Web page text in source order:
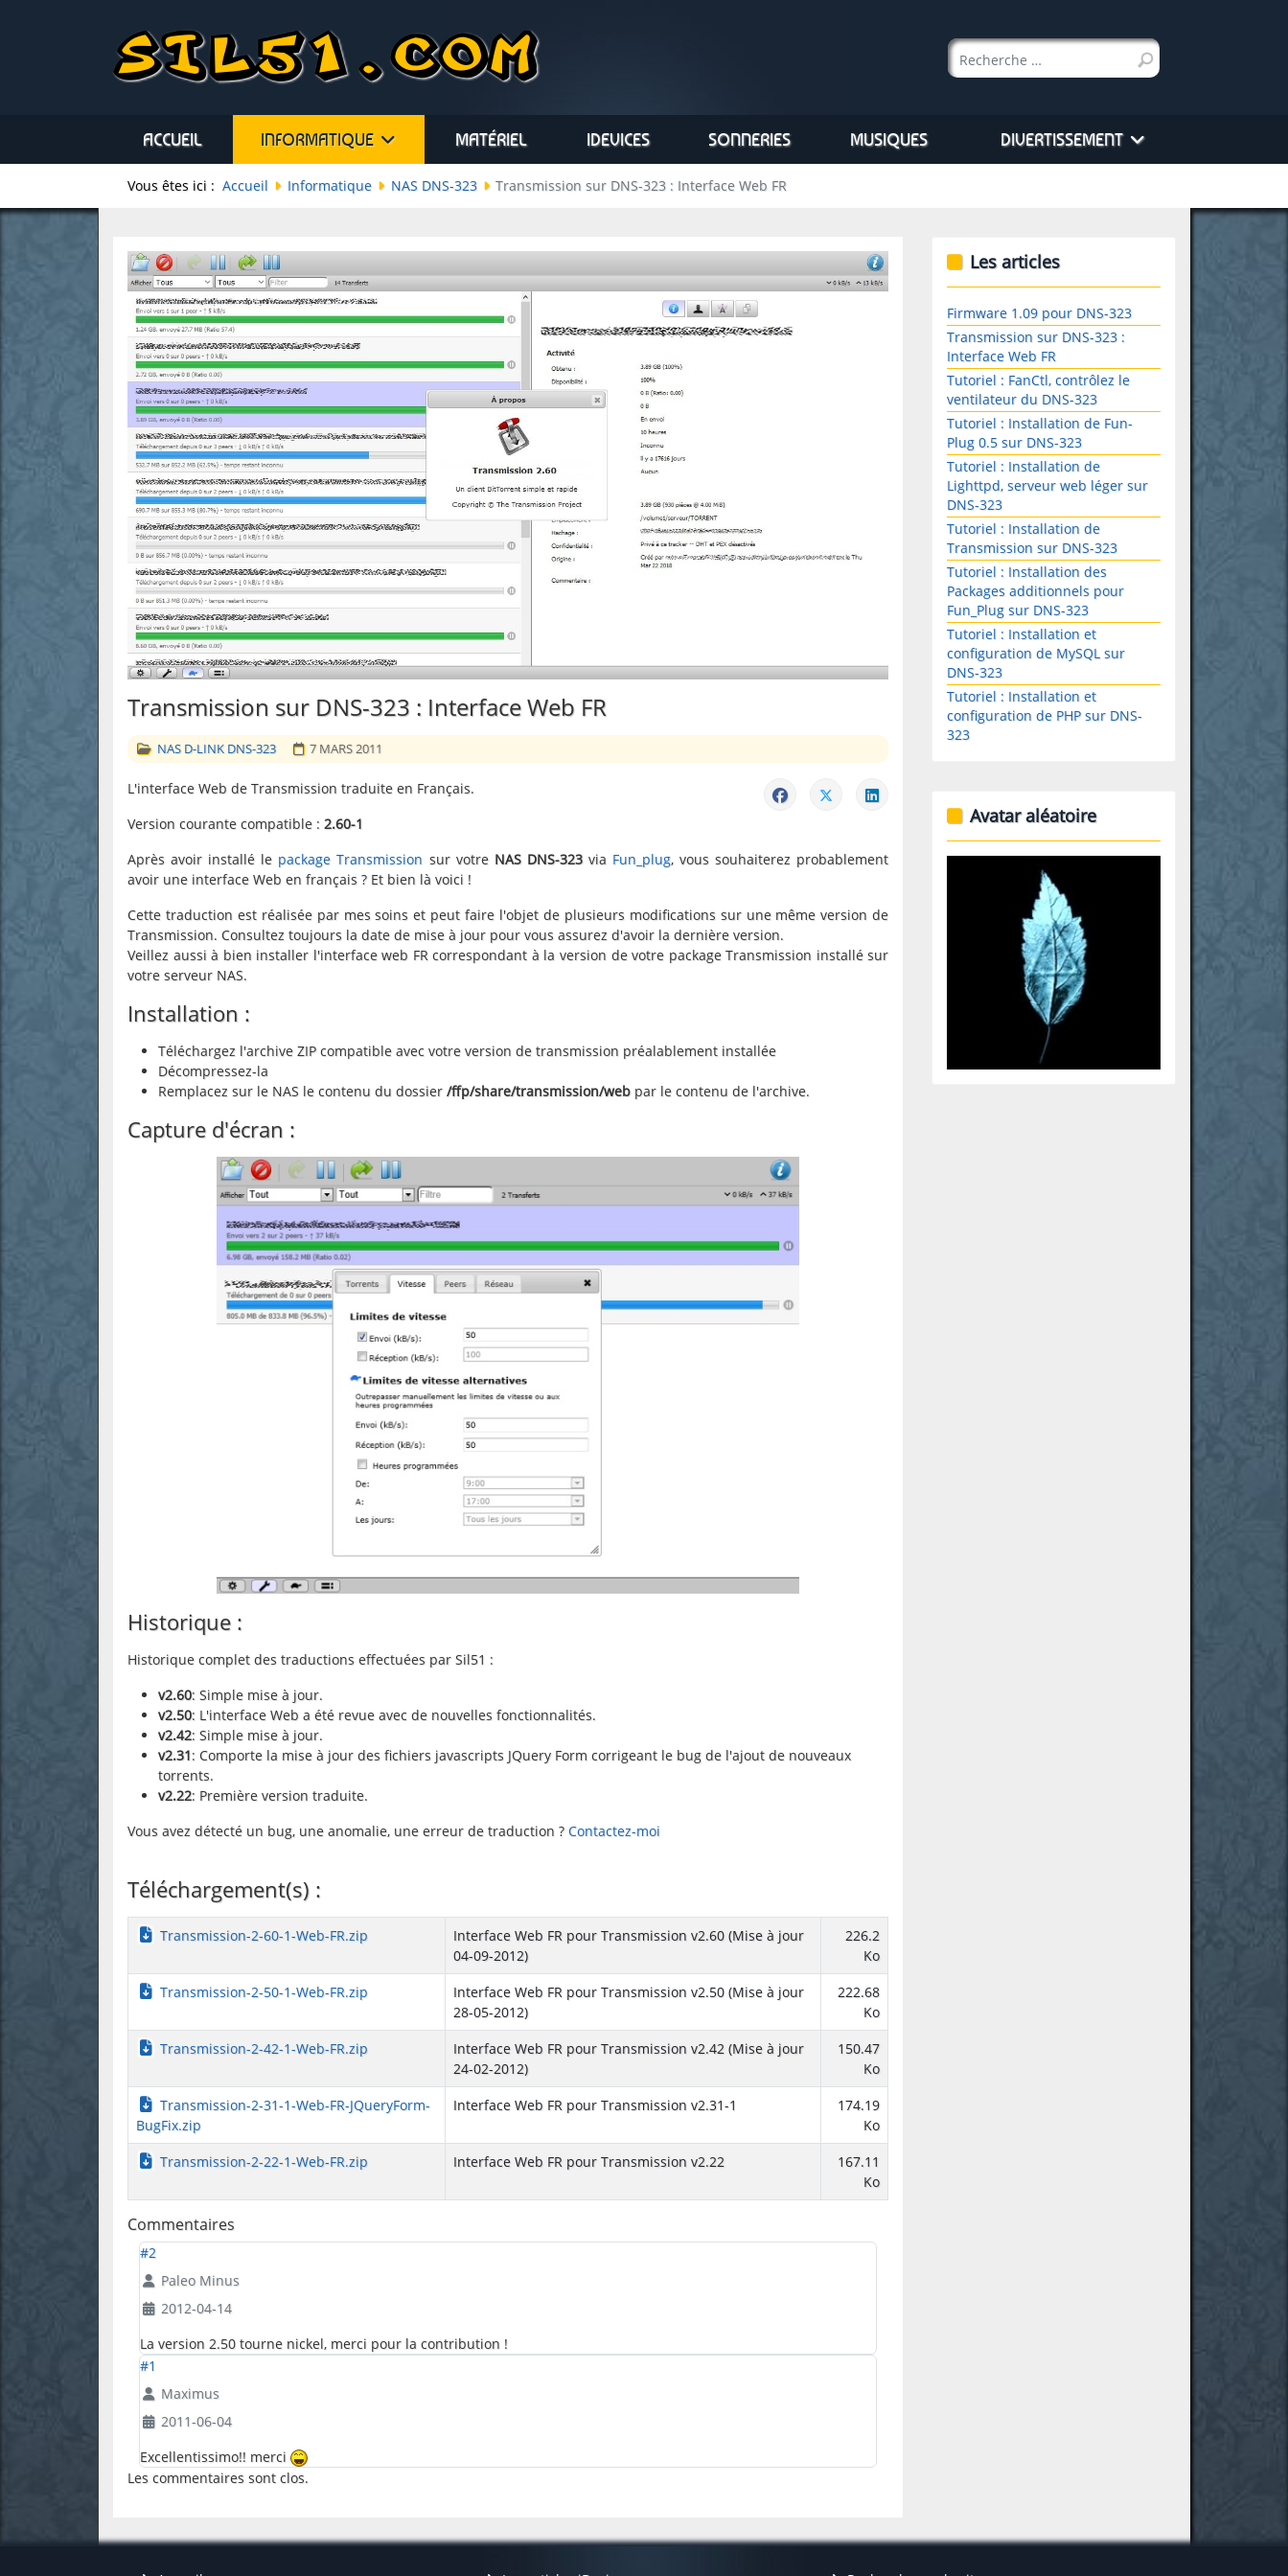
Rechercher
ACCUEIL INFORMATIQUE MATÉRIEL IDEVICES SONNERIES MUSIQUES DIVERTISSEMENT
Vous êtes ici : Accueil Informatique NAS DNS-323 Transmission sur DNS-323 : Interface Web FR
Transmission sur DNS-323 : Interface Web FR
NAS D-LINK DNS-323 7 MARS 2011
L'interface Web de Transmission traduite en Français.
Version courante compatible : 2.60-1
Après avoir installé le package Transmission sur votre NAS DNS-323via Fun_plug, vous souhaiterez probablement
avoir une interface Web en français ? Et bien là voici !
Cette traduction est réalisée par mes soins et peut faire l'objet de plusieurs modifications sur une même version de
Transmission. Consultez toujours la date de mise à jour pour vous assurez d'avoir la dernière version.
Veillez aussi à bien installer l'interface web FR correspondant à la version de votre package Transmission installé sur
votre serveur NAS.
Installation :
Téléchargez l'archive ZIP compatible avec votre version de transmission préalablement installée
Décompressez-la
Remplacez sur le NAS le contenu du dossier /ffp/share/transmission/web par le contenu de l'archive.
Capture d'écran :
Historique :
Historique complet des traductions effectuées par Sil51 :
v2.60: Simple mise à jour.
v2.50: L'interface Web a été revue avec de nouvelles fonctionnalités.
v2.42: Simple mise à jour.
v2.31: Comporte la mise à jour des fichiers javascripts JQuery Form corrigeant le bug de l'ajout de nouveaux
torrents.
v2.22: Première version traduite.
Vous avez détecté un bug, une anomalie, une erreur de traduction ? Contactez-moi
Téléchargement(s) :
Transmission-2-60-1-Web-FR.zip
Interface Web FR pour Transmission v2.60 (Mise à jour
04-09-2012)
226.2
Ko
Transmission-2-50-1-Web-FR.zip
Interface Web FR pour Transmission v2.50 (Mise à jour
28-05-2012)
222.68
Ko
Transmission-2-42-1-Web-FR.zip
Interface Web FR pour Transmission v2.42 (Mise à jour
24-02-2012)
150.47
Ko
Transmission-2-31-1-Web-FR-JQueryForm-
BugFix.zip
Interface Web FR pour Transmission v2.31-1
174.19
Ko
Transmission-2-22-1-Web-FR.zip
Interface Web FR pour Transmission v2.22
167.11
Ko
Commentaires
#2
Paleo Minus
2012-04-14
La version 2.50 tourne nickel, merci pour la contribution !
#1
Maximus
2011-06-04
Excellentissimo!! merci
Les commentaires sont clos.
Les articles
Firmware 1.09 pour DNS-323
Transmission sur DNS-323 :
Interface Web FR
Tutoriel : FanCtl, contrôlez le
ventilateur du DNS-323
Tutoriel : Installation de Fun-
Plug 0.5 sur DNS-323
Tutoriel : Installation de
Lighttpd, serveur web léger sur
DNS-323
Tutoriel : Installation de
Transmission sur DNS-323
Tutoriel : Installation des
Packages additionnels pour
Fun_Plug sur DNS-323
Tutoriel : Installation et
configuration de MySQL sur
DNS-323
Tutoriel : Installation et
configuration de PHP sur DNS-
323
Avatar aléatoire